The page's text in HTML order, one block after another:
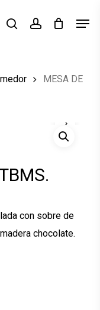
searchaccount
MESA DE
con sobre de
chocolate.